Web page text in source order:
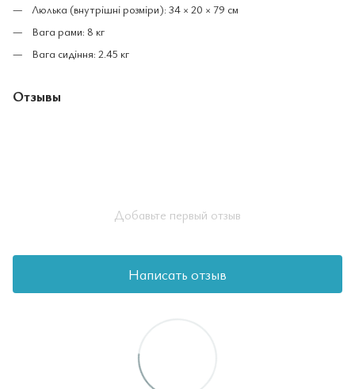
Люлька (внутрішні розміри): 34 × 20 × 79 см
Вага рами: 8 кг
Вага сидіння: 2.45 кг
Отзывы
Добавьте первый отзыв
Написать отзыв